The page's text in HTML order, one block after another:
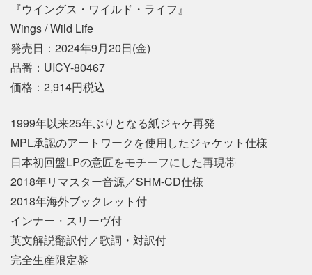
『ウイングス・ワイルド・ライフ』
Wings / Wild Life
発売日：2024年9月20日(金)
品番：UICY-80467
価格：2,914円税込
1999年以来25年ぶりとなる紙ジャケ再発
MPL承認のアートワークを使用したジャケット仕様
日本初回盤LPの意匠をモチーフにした再現帯
2018年リマスター音源／SHM-CD仕様
2018年海外ブックレット付
インナー・スリーヴ付
英文解説翻訳付／歌詞・対訳付
完全生産限定盤